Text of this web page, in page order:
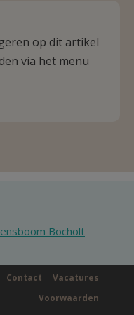
op dit artikel
via het menu
Bocholt
Vacatures
Contact
Voorwaarden